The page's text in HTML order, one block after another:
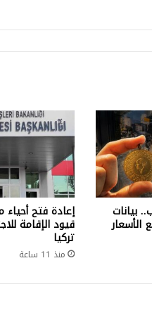
بيانات
الأسعار
إعادة فتح
قيود الإقامة
تركيا
منذ 11 ساعة